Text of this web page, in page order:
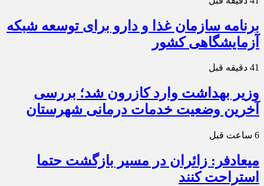
برنامه سازمان غذا و دارو برای توسعه شبکه
آزمایشگاهی کشور
41 دقیقه قبل
وزیر بهداشت وارد کازرون شد؛ بررسی
آخرین وضعیت خدمات درمانی شهرستان
6 ساعت قبل
میعادفر: زائران در مسیر بازگشت حتما
استراحت کنند